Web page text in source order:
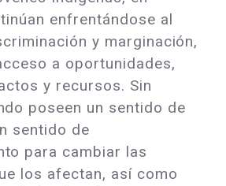
enfrentándose al
y marginación,
a oportunidades,
y recursos. Sin
poseen un sentido de
sentido de
para cambiar las
los afectan, así como